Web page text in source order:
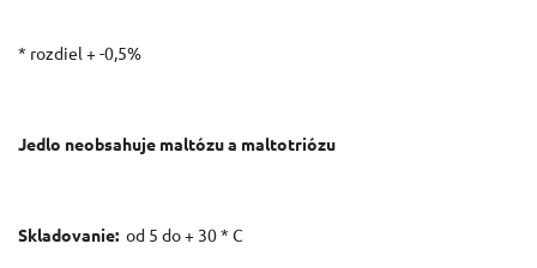
* rozdiel + -0,5%
Jedlo neobsahuje maltózu a maltotriózu
Skladovanie: od 5 do + 30 * C